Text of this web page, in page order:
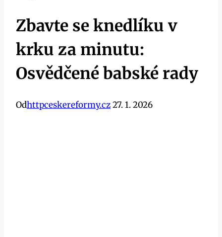
Zbavte se knedlíku v
krku za minutu:
Osvědčené babské rady
Odhttpceskereformy.cz27. 1. 2026